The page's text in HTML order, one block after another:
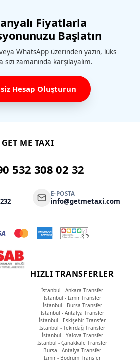
Fiyatlarla
Başlatın
WhatsApp üzerinden yazın, lüks
sizi zamanında karşılayalım.
Hesap Oluşturun
GET ME TAXI
532 308 02 32
E-POSTA
info@getmetaxi.com
HIZLI TRANSFERLER
İstanbul - Ankara Transfer
İstanbul - İzmir Transfer
İstanbul - Bursa Transfer
İstanbul - Antalya Transfer
İstanbul - Eskişehir Transfer
İstanbul - Tekirdağ Transfer
İstanbul - Yalova Transfer
İstanbul - Çanakkale Transfer
Bursa - Antalya Transfer
İzmir - Bodrum Transfer